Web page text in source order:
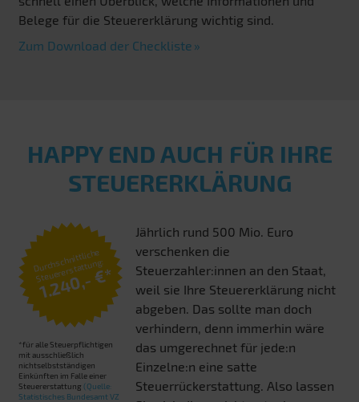
Belege für die Steuererklärung wichtig sind.
Zum Download der Checkliste
HAPPY END AUCH FÜR IHRE
STEUERERKLÄRUNG
Durchschnittliche
Steuererstattung:
1.240,- €*
*für alle Steuerpflichtigen
mit ausschließlich
nichtselbstständigen
Einkünften im Falle einer
Steuererstattung (Quelle:
Statistisches Bundesamt VZ
Jährlich rund 500 Mio. Euro
verschenken die
Steuerzahler:innen an den Staat,
weil sie Ihre Steuererklärung nicht
abgeben. Das sollte man doch
verhindern, denn immerhin wäre
das umgerechnet für jede:n
Einzelne:n eine satte
Steuerrückerstattung. Also lassen